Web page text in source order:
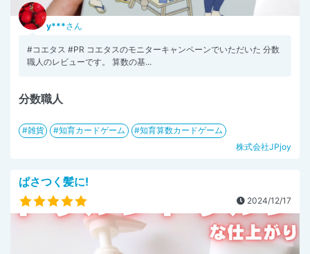
y***さん
#コエタス #PR コエタスのモニターキャンペーンでいただいた 分数
職人のレビューです。 算数の基...
分数職人
雑貨 知育カードゲーム
知育算数カードゲーム
株式会社JPjoy
ぱさつく髪に!
2024/12/17